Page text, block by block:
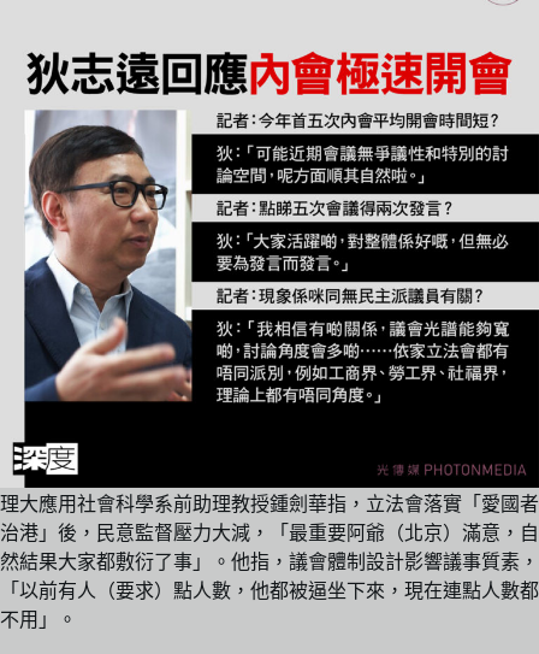
理大應用社會科學系前助理教授鍾劍華指，立法會落實「愛國者
治港」後，民意監督壓力大減，「最重要阿爺（北京）滿意，自
然結果大家都敷衍了事」。他指，議會體制設計影響議事質素，
「以前有人（要求）點人數，他都被逼坐下來，現在連點人數都
不用」。